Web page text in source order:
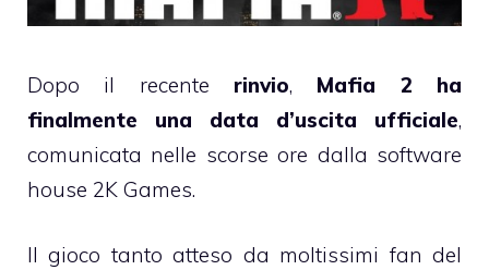
Dopo il recente rinvio, Mafia 2 ha
finalmente una data d’uscita ufficiale,
comunicata nelle scorse ore dalla software
house 2K Games.
Il gioco tanto atteso da moltissimi fan del